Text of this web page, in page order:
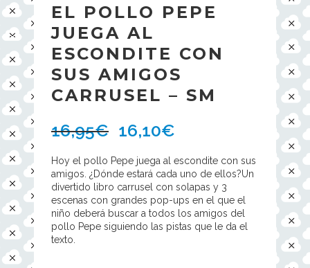
EL POLLO PEPE
JUEGA AL
ESCONDITE CON
SUS AMIGOS
CARRUSEL – SM
16,95€ 16,10€
Hoy el pollo Pepe juega al escondite con sus
amigos. ¿Dónde estará cada uno de ellos?Un
divertido libro carrusel con solapas y 3
escenas con grandes pop-ups en el que el
niño deberá buscar a todos los amigos del
pollo Pepe siguiendo las pistas que le da el
texto.